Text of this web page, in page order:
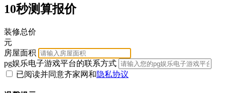
10秒测算报价
装修总价
元
房屋面积
pg娱乐电子游戏平台的联系方式
已阅读并同意齐家网和隐私协议